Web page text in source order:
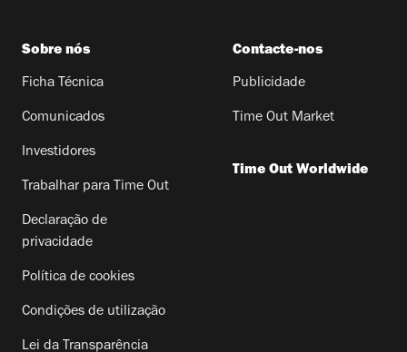
Sobre nós
Ficha Técnica
Comunicados
Investidores
Trabalhar para Time Out
Declaração de
privacidade
Política de cookies
Condições de utilização
Lei da Transparência
Contacte-nos
Publicidade
Time Out Market
Time Out Worldwide